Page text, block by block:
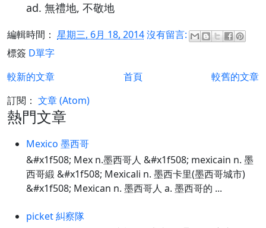
ad. 無禮地, 不敬地
編輯時間： 星期三, 6月 18, 2014沒有留言:
標簽 D單字
較新的文章
較舊的文章
首頁
訂閱： 文章 (Atom)
熱門文章
Mexico 墨西哥
&#x1f508; Mex n.墨西哥人 &#x1f508; mexicain n. 墨
西哥緞 &#x1f508; Mexicali n. 墨西卡里(墨西哥城市)
&#x1f508; Mexican n. 墨西哥人 a. 墨西哥的 ...
picket 糾察隊